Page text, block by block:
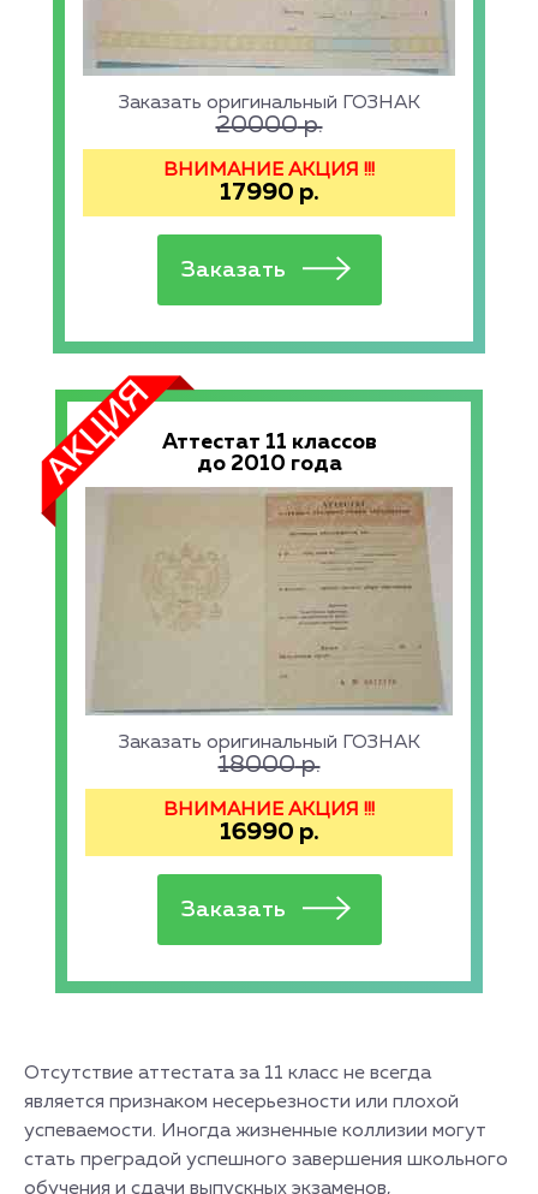
Заказать оригинальный ГОЗНАК
20000р.
ВНИМАНИЕ АКЦИЯ !!!
17990 р.
Аттестат 11 классов
до 2010 года
Заказать оригинальный ГОЗНАК
18000р.
ВНИМАНИЕ АКЦИЯ !!!
16990 р.
Отсутствие аттестата за 11 класс не всегда
является признаком несерьезности или плохой
успеваемости. Иногда жизненные коллизии могут
стать преградой успешного завершения школьного
обучения и сдачи выпускных экзаменов,